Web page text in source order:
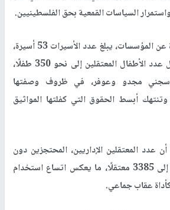
السياسات القمعية بحق الفلسطينيين.
ووفق المعطيات الصادرة عن المؤسسات، يبلغ عدد الأسيرات 53 أسيرة،
بينهن طفلتان، فيما يصل عدد الأطفال المعتقلين إلى نحو 350 طفلًا،
سجني مجدو وعوفر، في ظروف وصفتها
أبسط الحقوق التي كفلتها المواثيق
عدد المعتقلين الإداريين، المحتجزين دون
تهمة أو محاكمة، ارتفع إلى 3385 معتقلًا، ما يعكس اتساع استخدام
عقاب جماعي.